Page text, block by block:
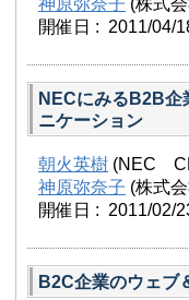
神原弥奈子 (株式
開催日 : 2011/04/
NECにみるB2B企
ニケーション
朝火英樹 (NEC
神原弥奈子 (株式
開催日 : 2011/02/
B2C企業のウェブ